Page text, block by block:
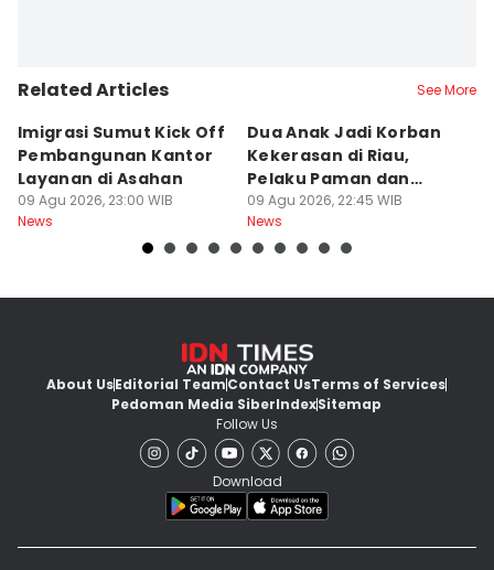
Related Articles See More
Imigrasi Sumut Kick Off
Pembangunan Kantor
Layanan di Asahan
09 Agu 2026, 23:00 WIB
News
Dua Anak Jadi Korban
Kekerasan di Riau,
Pelaku Paman dan
Tantenya
09 Agu 2026, 22:45 WIB
News
About UsEditorial TeamContact UsTerms of Services
Pedoman Media SiberIndexSitemap
Follow Us
Download